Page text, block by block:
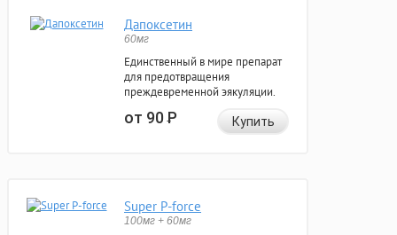
Дапоксетин
60мг
Единственный в мире препарат
для предотвращения
преждевременной эякуляции.
от 90Р Купить
Super P-force
100мг + 60мг